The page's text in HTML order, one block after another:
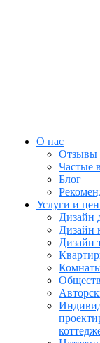
О нас
Отзывы
Частые
Блог
Услуги и
Дизайн
Дизайн
Дизайн